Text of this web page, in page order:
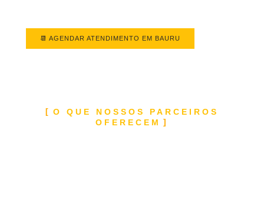
📆 AGENDAR ATENDIMENTO EM BAURU
O QUE NOSSOS PARCEIROS
OFERECEM